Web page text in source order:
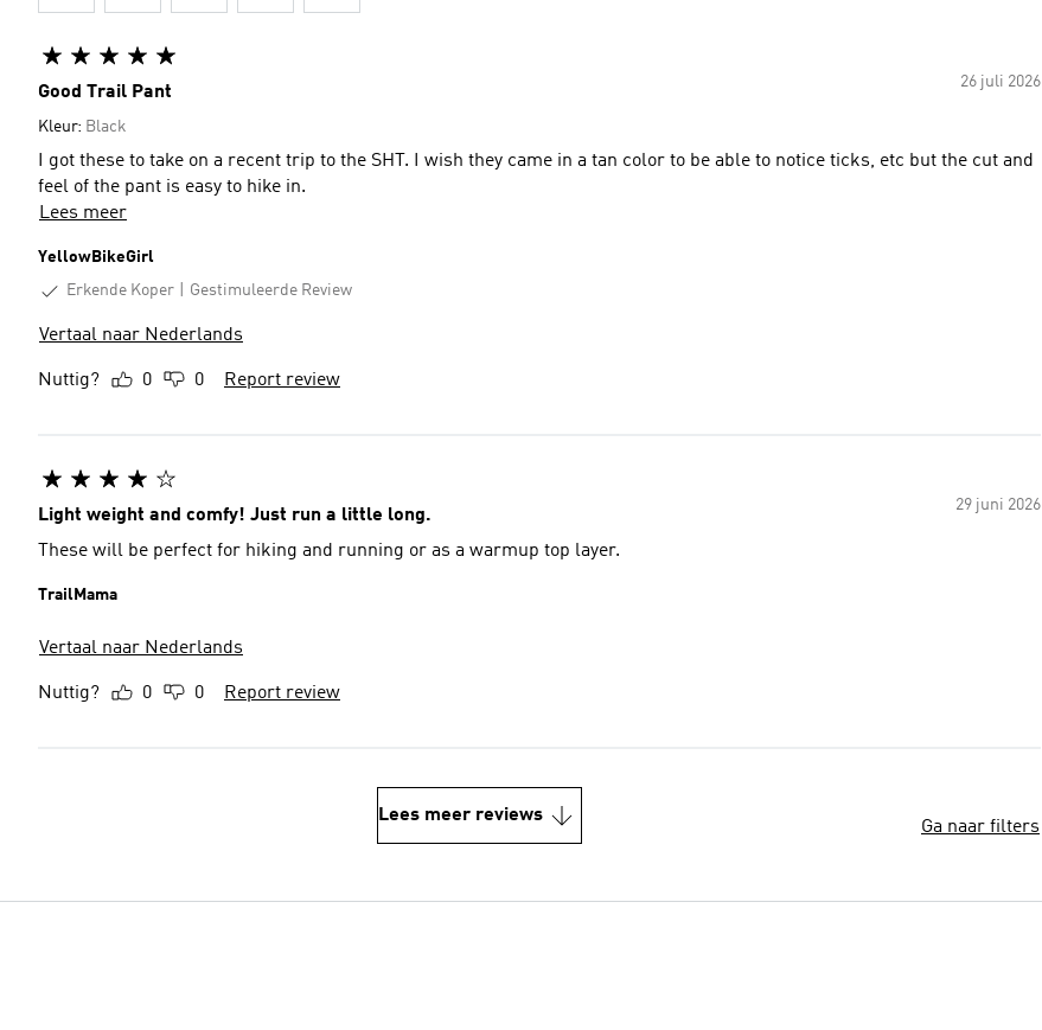
26 juli 2026
Good Trail Pant
Kleur: Black
I got these to take on a recent trip to the SHT. I wish they came in a tan color to be able to notice ticks, etc but the cut and
feel of the pant is easy to hike in.
Lees meer
YellowBikeGirl
Erkende Koper
Gestimuleerde Review
Vertaal naar Nederlands
Nuttig? 0 0 Report review
29 juni 2026
Light weight and comfy! Just run a little long.
These will be perfect for hiking and running or as a warmup top layer.
TrailMama
Vertaal naar Nederlands
Nuttig? 0 0 Report review
Lees meer reviews
Ga naar filters